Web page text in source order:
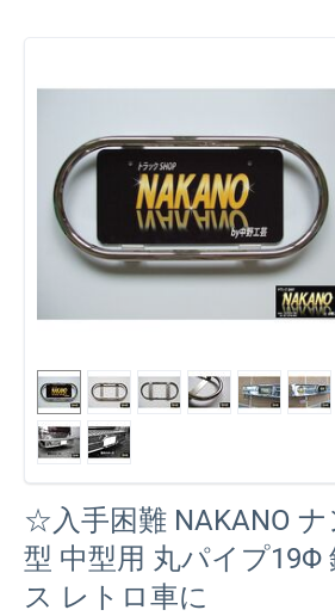
☆入手困難 NAKANO ナ
型 中型用 丸パイプ19Φ
ス レトロ車に